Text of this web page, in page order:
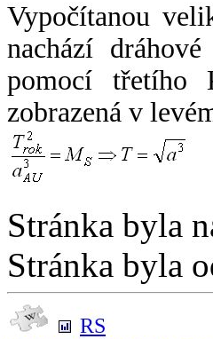
Vypočítanou
nachází
pomocí třetího
zobrazená v
Stránka byla
Stránka byla
RS